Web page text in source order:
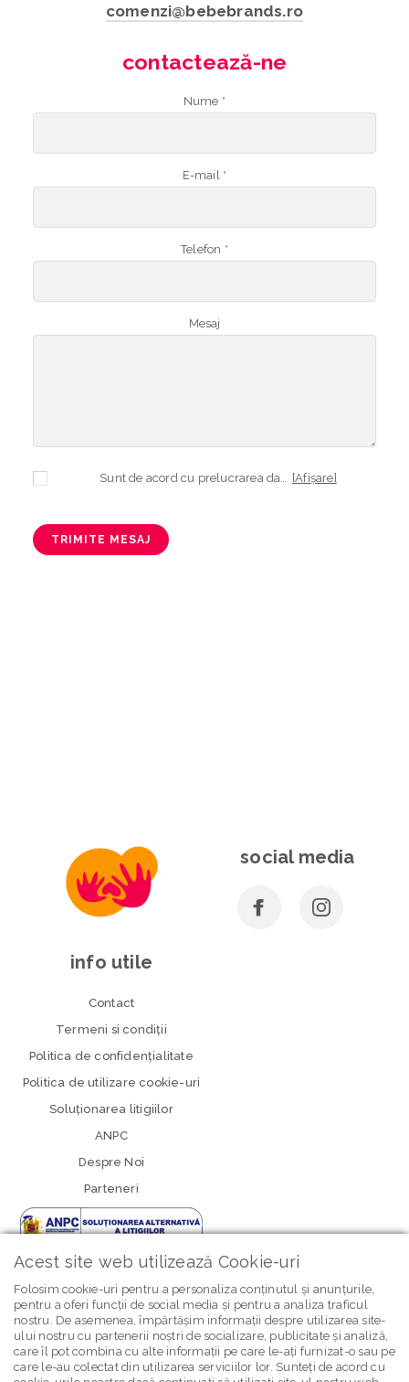
comenzi@bebebrands.ro
contactează-ne
Nume *
E-mail *
Telefon *
Mesaj
Sunt de acord cu prelucrarea datelor mele cu caracter personal în vederea plasării comenzii și creării opționale a contului, dacă s-a selectat opțiunea. Temeiul prelucrării îl reprezintă obligația contractuală, în scopul livrării produselor comandate, durata prelucrării fiind perioada termenului de prescripție de 3 ani de la plasarea comenzii. În măsura în care nu sunteți de acord cu prelucrarea datelor dvs, vă informăm că nu vom putea livra produsele comandate. Drepturile dvs. în calitate de persoană vizată sunt garantate prin [Afișare]
TRIMITE MESAJ
social media
info utile
Contact
Termeni si condiţii
Politica de confidenţialitate
Politica de utilizare cookie-uri
Soluționarea litigiilor
ANPC
Despre Noi
Parteneri
newsletter Bebe Brands
Acest site web utilizează Cookie-uri
Folosim cookie-uri pentru a personaliza conținutul și anunțurile,
pentru a oferi funcții de social media și pentru a analiza traficul
nostru. De asemenea, împărtășim informații despre utilizarea site-
ului nostru cu partenerii noștri de socializare, publicitate și analiză,
care îl pot combina cu alte informații pe care le-ați furnizat-o sau pe
care le-au colectat din utilizarea serviciilor lor. Sunteți de acord cu